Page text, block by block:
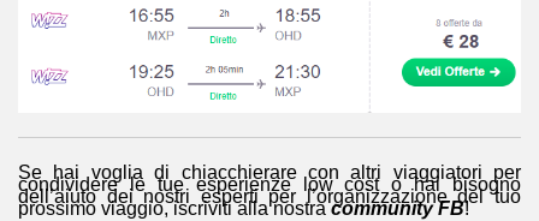
Se hai voglia di chiacchierare con altri viaggiatori per
condividere le tue esperienze low cost o hai bisogno
dell’aiuto dei nostri esperti per l’organizzazione del tuo
prossimo viaggio, iscriviti alla nostracommunity FB!